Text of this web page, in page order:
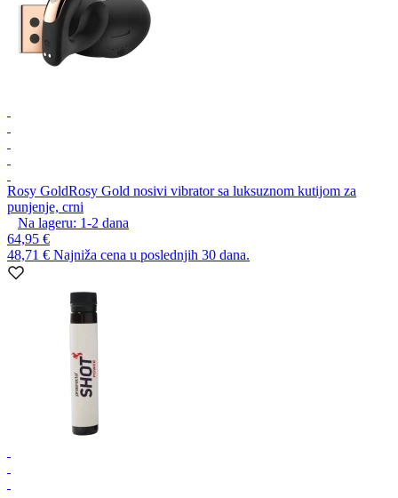
Rosy GoldRosy Gold nosivi vibrator sa luksuznom kutijom za
punjenje, crni
Na lageru: 1-2 dana
64,95 €
48,71 € Najniža cena u poslednjih 30 dana.